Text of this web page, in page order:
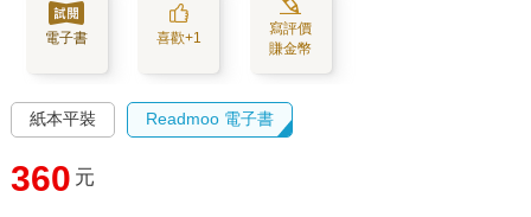
電子書 喜歡+1
寫評價
賺金幣
紙本平裝 Readmoo 電子書
360 元